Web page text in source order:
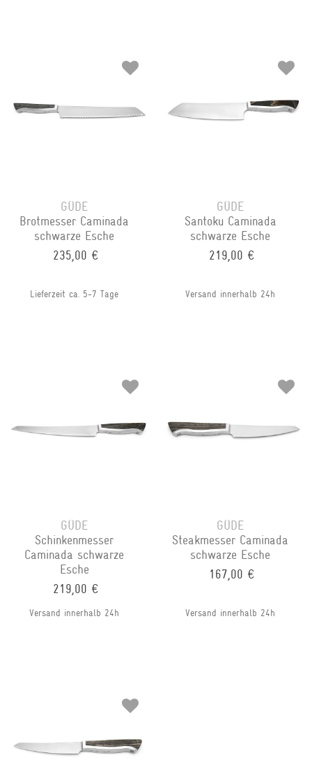
GÜDE
Brotmesser Caminada
schwarze Esche
235,00 €
Lieferzeit ca. 5-7 Tage
GÜDE
Santoku Caminada
schwarze Esche
219,00 €
Versand innerhalb 24h
GÜDE
Schinkenmesser
Caminada schwarze
Esche
219,00 €
Versand innerhalb 24h
GÜDE
Steakmesser Caminada
schwarze Esche
167,00 €
Versand innerhalb 24h